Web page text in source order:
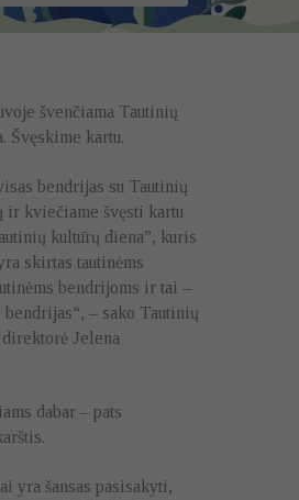
švenčiama Tautinių
Švęskime kartu.
bendrijas su Tautinių
ir kviečiame švęsti kartu
kultūrų diena”, kuris
skirtas tautinėms
bendrijoms ir tai –
– sako Tautinių
Jelena
dabar – pats
yra šansas pasisakyti,